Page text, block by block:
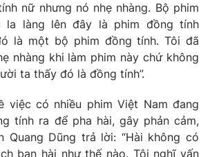
Tấm lòng Việt
Vươn mình bằng AI
English
nữ nhưng nó nhẹ nhàng. Bộ phim
la làng lên đây là phim đồng tính
là một bộ phim đồng tính. Tôi đã
nhàng khi làm phim này chứ không
ta thấy đó là đồng tính”.
việc có nhiều phim Việt Nam đang
tính ra để pha hài, gây phản cảm,
Quang Dũng trả lời: “Hài không có
bạn hài như thế nào. Tôi nghĩ vấn